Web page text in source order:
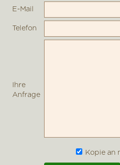
E-Mail
Telefon
Ihre
Anfrage
Kopie an